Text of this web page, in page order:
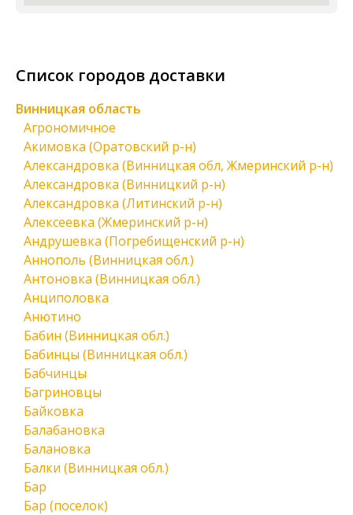
Список городов доставки
Винницкая область
Агрономичное
Акимовка (Оратовский р-н)
Александровка (Винницкая обл, Жмеринский р-н)
Александровка (Винницкий р-н)
Александровка (Литинский р-н)
Алексеевка (Жмеринский р-н)
Андрушевка (Погребищенский р-н)
Аннополь (Винницкая обл.)
Антоновка (Винницкая обл.)
Анциполовка
Анютино
Бабин (Винницкая обл.)
Бабинцы (Винницкая обл.)
Бабчинцы
Багриновцы
Байковка
Балабановка
Балановка
Балки (Винницкая обл.)
Бар
Бар (поселок)